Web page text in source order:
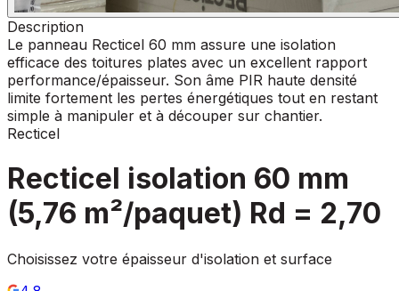
Description
Le panneau Recticel 60 mm assure une isolation
efficace des toitures plates avec un excellent rapport
performance/épaisseur. Son âme PIR haute densité
limite fortement les pertes énergétiques tout en restant
simple à manipuler et à découper sur chantier.
Recticel
Recticel isolation 60 mm
(5,76 m²/paquet) Rd = 2,70
Choisissez votre épaisseur d'isolation et surface